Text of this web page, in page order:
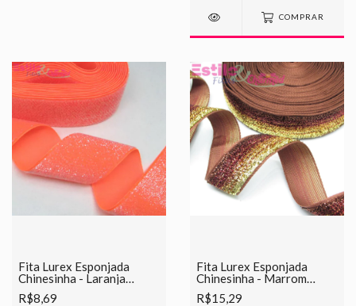
COMPRAR
Fita Lurex Esponjada
Chinesinha - Laranja
Cítrica
R$8,69
Fita Lurex Esponjada
Chinesinha - Marrom
Mesclado
R$15,29